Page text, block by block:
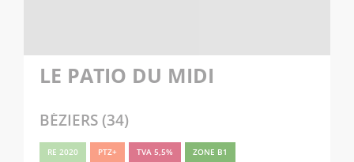
LE PATIO DU MIDI
BÉZIERS (34)
RE 2020 PTZ+ TVA 5,5% ZONE B1